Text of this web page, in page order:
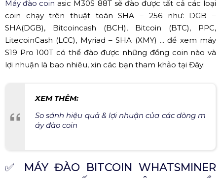
Máy đào coin asic M30S 88T sẽ đào được tất cả các loại
coin chạy trên thuật toán SHA – 256 như: DGB –
SHA(DGB), Bitcoincash (BCH), Bitcoin (BTC), PPC,
LitecoinCash (LCC), Myriad – SHA (XMY) ... để xem máy
S19 Pro 100T có thể đào được những đồng coin nào và
lợi nhuận là bao nhiêu, xin các bạn tham khảo tại Đây:
XEM THÊM:
So sánh hiệu quả & lợi nhuận của các dòng m
áy đào coin
✅
MÁY ĐÀO BITCOIN WHATSMINER